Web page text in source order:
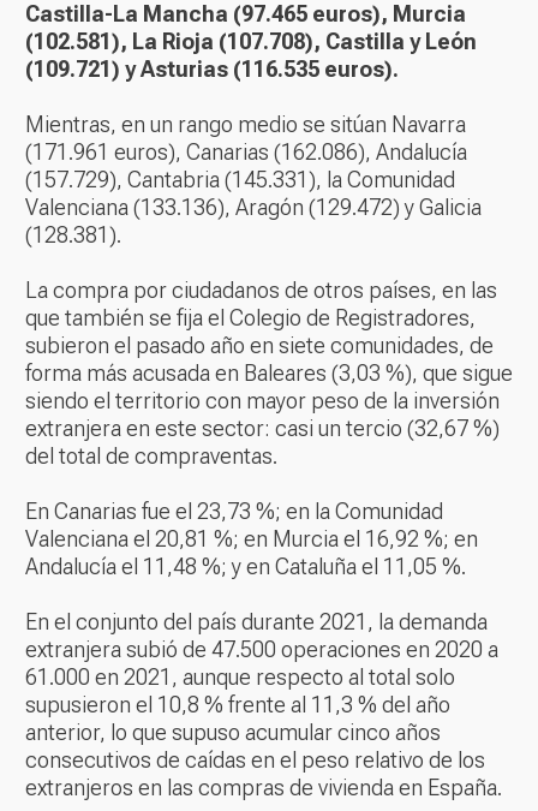
Castilla-La Mancha (97.465 euros), Murcia
(102.581), La Rioja (107.708), Castilla y León
(109.721) y Asturias (116.535 euros).
Mientras, en un rango medio se sitúan Navarra
(171.961 euros), Canarias (162.086), Andalucía
(157.729), Cantabria (145.331), la Comunidad
Valenciana (133.136), Aragón (129.472) y Galicia
(128.381).
La compra por ciudadanos de otros países, en las
que también se fija el Colegio de Registradores,
subieron el pasado año en siete comunidades, de
forma más acusada en Baleares (3,03 %), que sigue
siendo el territorio con mayor peso de la inversión
extranjera en este sector: casi un tercio (32,67 %)
del total de compraventas.
En Canarias fue el 23,73 %; en la Comunidad
Valenciana el 20,81 %; en Murcia el 16,92 %; en
Andalucía el 11,48 %; y en Cataluña el 11,05 %.
En el conjunto del país durante 2021, la demanda
extranjera subió de 47.500 operaciones en 2020 a
61.000 en 2021, aunque respecto al total solo
supusieron el 10,8 % frente al 11,3 % del año
anterior, lo que supuso acumular cinco años
consecutivos de caídas en el peso relativo de los
extranjeros en las compras de vivienda en España.